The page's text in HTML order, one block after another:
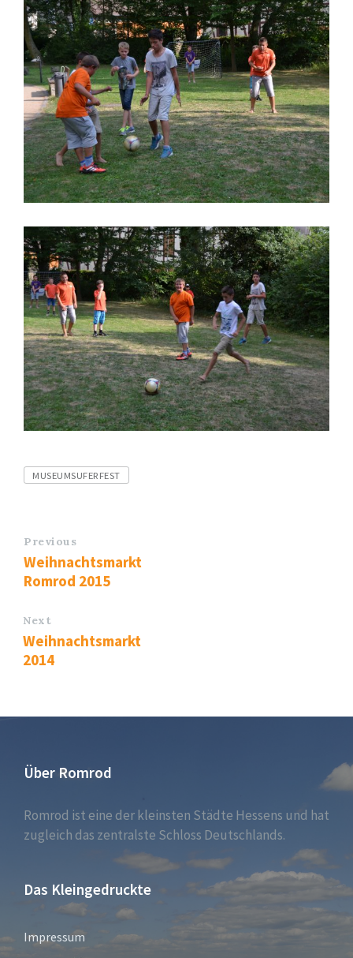
Tags
MUSEUMSUFERFEST
Previous
Weihnachtsmarkt
Romrod 2015
Next
Weihnachtsmarkt
2014
Über Romrod
Romrod ist eine der kleinsten Städte Hessens und hat
zugleich das zentralste Schloss Deutschlands.
Das Kleingedruckte
Impressum